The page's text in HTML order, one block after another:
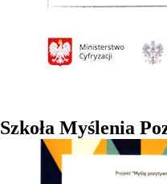
Szkoła Myślenia